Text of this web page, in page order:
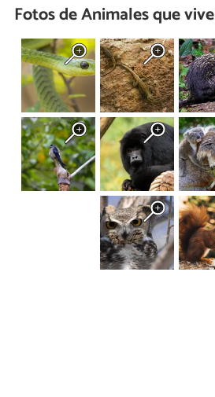
Fotos de Animales que